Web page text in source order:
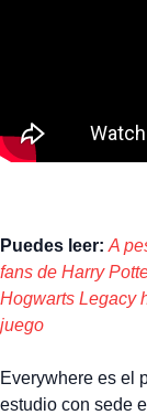
Puedes leer: A
fans de Harry
Hogwarts Legacy
juego
Everywhere es el
estudio con sede